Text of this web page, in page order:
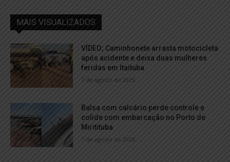
MAIS VISUALIZADOS
VÍDEO; Caminhonete arrasta motocicleta
após acidente e deixa duas mulheres
feridas em Itaituba
7 de agosto de 2026
Balsa com calcário perde controle e
colide com embarcação no Porto de
Miritituba
7 de agosto de 2026